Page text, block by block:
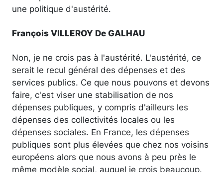
une politique d'austérité.
François VILLEROY De GALHAU
Non, je ne crois pas à l'austérité. L'austérité, ce
serait le recul général des dépenses et des
services publics. Ce que nous pouvons et devons
faire, c'est viser une stabilisation de nos
dépenses publiques, y compris d'ailleurs les
dépenses des collectivités locales ou les
dépenses sociales. En France, les dépenses
publiques sont plus élevées que chez nos voisins
européens alors que nous avons à peu près le
même modèle social, auquel je crois beaucoup.